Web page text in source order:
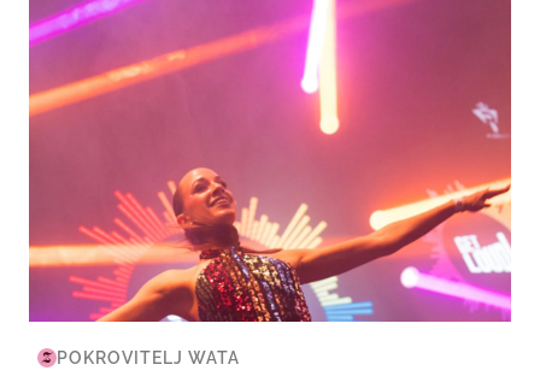
POKROVITELJ WATA